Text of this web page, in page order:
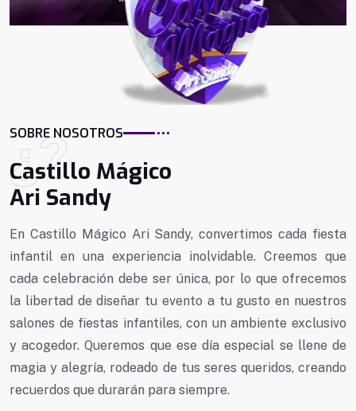
¿?
SOBRE NOSOTROS
Castillo Mágico
Ari Sandy
En Castillo Mágico Ari Sandy, convertimos cada fiesta
infantil en una experiencia inolvidable. Creemos que
cada celebración debe ser única, por lo que ofrecemos
la libertad de diseñar tu evento a tu gusto en nuestros
salones de fiestas infantiles, con un ambiente exclusivo
y acogedor. Queremos que ese día especial se llene de
magia y alegría, rodeado de tus seres queridos, creando
recuerdos que durarán para siempre.